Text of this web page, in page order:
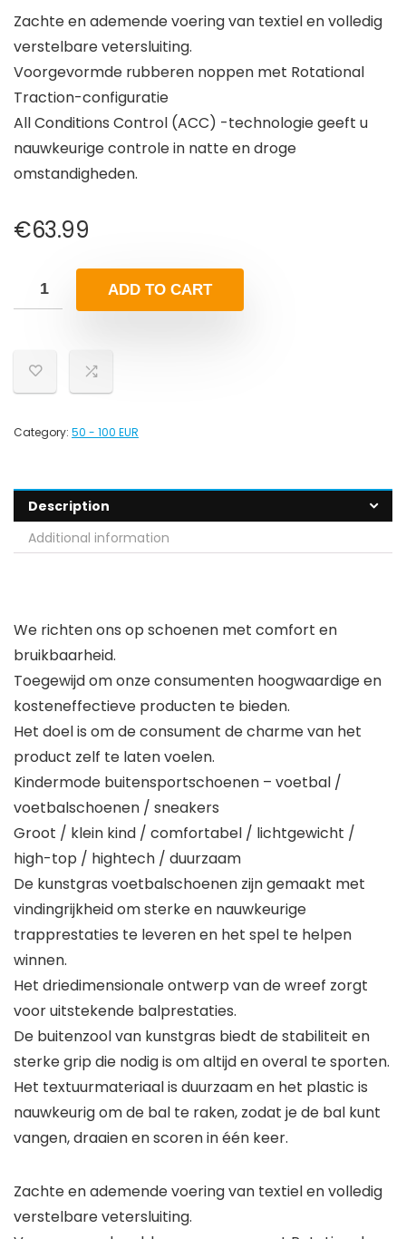
Zachte en ademende voering van textiel en volledig
verstelbare vetersluiting.
Voorgevormde rubberen noppen met Rotational
Traction-configuratie
All Conditions Control (ACC) -technologie geeft u
nauwkeurige controle in natte en droge
omstandigheden.
€63.99
ADD TO CART
Category: 50 - 100 EUR
Description
Additional information
We richten ons op schoenen met comfort en
bruikbaarheid.
Toegewijd om onze consumenten hoogwaardige en
kosteneffectieve producten te bieden.
Het doel is om de consument de charme van het
product zelf te laten voelen.
Kindermode buitensportschoenen – voetbal /
voetbalschoenen / sneakers
Groot / klein kind / comfortabel / lichtgewicht /
high-top / hightech / duurzaam
De kunstgras voetbalschoenen zijn gemaakt met
vindingrijkheid om sterke en nauwkeurige
trapprestaties te leveren en het spel te helpen
winnen.
Het driedimensionale ontwerp van de wreef zorgt
voor uitstekende balprestaties.
De buitenzool van kunstgras biedt de stabiliteit en
sterke grip die nodig is om altijd en overal te sporten.
Het textuurmateriaal is duurzaam en het plastic is
nauwkeurig om de bal te raken, zodat je de bal kunt
vangen, draaien en scoren in één keer.
Zachte en ademende voering van textiel en volledig
verstelbare vetersluiting.